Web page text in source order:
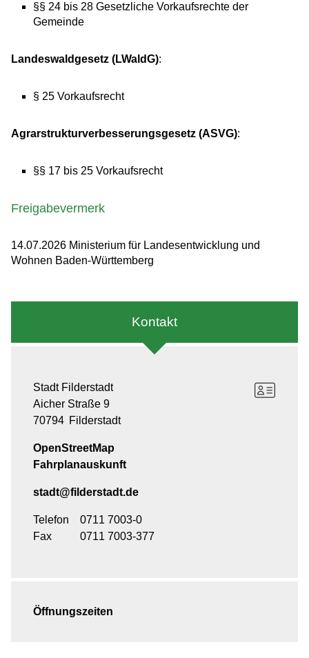
§§ 24 bis 28 Gesetzliche Vorkaufsrechte der
Gemeinde
Landeswaldgesetz (LWaldG):
§ 25 Vorkaufsrecht
Agrarstrukturverbesserungsgesetz (ASVG):
§§ 17 bis 25 Vorkaufsrecht
Freigabevermerk
14.07.2026 Ministerium für Landesentwicklung und
Wohnen Baden-Württemberg
Kontakt
Stadt Filderstadt
Aicher Straße 9
70794 Filderstadt
OpenStreetMap
Fahrplanauskunft
stadt@filderstadt.de
Telefon
0711 7003-0
Fax
0711 7003-377
Öffnungszeiten